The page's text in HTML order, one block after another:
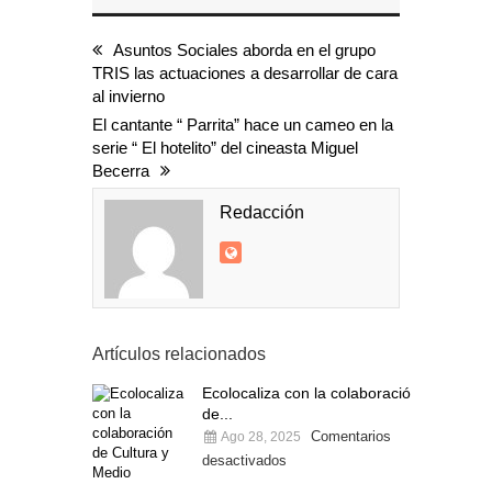
Asuntos Sociales aborda en el grupo
TRIS las actuaciones a desarrollar de cara
al invierno
El cantante “ Parrita” hace un cameo en la
serie “ El hotelito” del cineasta Miguel
Becerra
Redacción
Artículos relacionados
Ecolocaliza con la colaboración
de...
Ago 28, 2025
Comentarios
desactivados